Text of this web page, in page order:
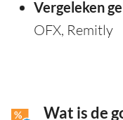
Vergeleken
OFX, Remitly
Wat is de